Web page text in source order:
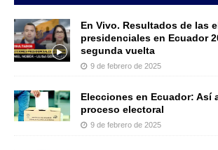
En Vivo. Resultados de las
presidenciales en Ecuador
segunda vuelta
9 de febrero de 2025
Elecciones en Ecuador: Así
proceso electoral
9 de febrero de 2025